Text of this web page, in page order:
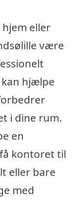
eller
være
hjælpe
i dine rum.
en
kontoret til
eller bare
med